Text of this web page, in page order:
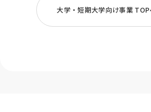
大学・短期大学向け事業 TOP